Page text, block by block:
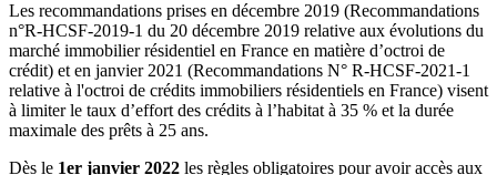
Les recommandations prises en décembre 2019 (Recommandations
n°R-HCSF-2019-1 du 20 décembre 2019 relative aux évolutions du
marché immobilier résidentiel en France en matière d’octroi de
crédit) et en janvier 2021 (Recommandations N° R-HCSF-2021-1
relative à l'octroi de crédits immobiliers résidentiels en France) visent
à limiter le taux d’effort des crédits à l’habitat à 35 % et la durée
maximale des prêts à 25 ans.
Dès le 1er janvier 2022 les règles obligatoires pour avoir accès aux